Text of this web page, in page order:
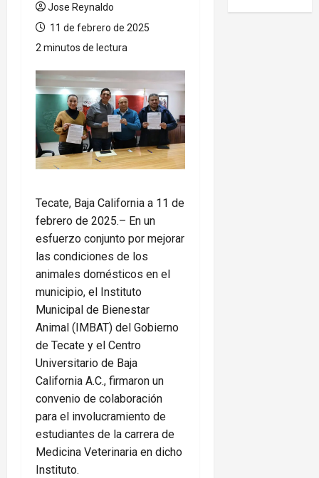
Jose Reynaldo
11 de febrero de 2025
2 minutos de lectura
Tecate, Baja California a 11 de
febrero de 2025.– En un
esfuerzo conjunto por mejorar
las condiciones de los
animales domésticos en el
municipio, el Instituto
Municipal de Bienestar
Animal (IMBAT) del Gobierno
de Tecate y el Centro
Universitario de Baja
California A.C., firmaron un
convenio de colaboración
para el involucramiento de
estudiantes de la carrera de
Medicina Veterinaria en dicho
Instituto.